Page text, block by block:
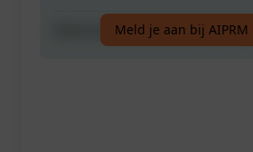
Interactieve ESL
Meld je aan bij